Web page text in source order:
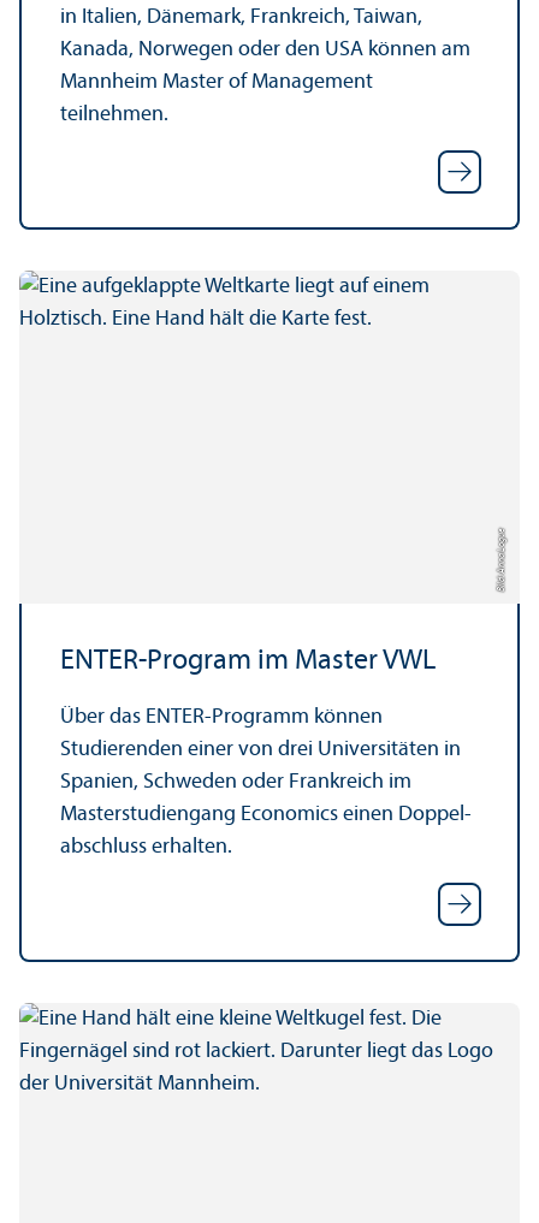
in Italien, Dänemark, Frankreich, Taiwan,
Kanada, Norwegen oder den USA können am
Mannheim Master of Management
teilnehmen.
Bild: Anna Logue
ENTER-Program im Master VWL
Über das ENTER-Programm können
Studierenden einer von drei Universitäten in
Spanien, Schweden oder Frankreich im
Master­studien­gang Economics einen Doppel­
abschluss erhalten.